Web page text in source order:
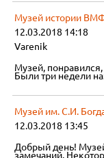
Музей истории
12.03.2018 14:18
Varenik
Музей,
Были три недели
Музей им. С.И.
12.03.2018 13:45
Добрый день!
замечаний.